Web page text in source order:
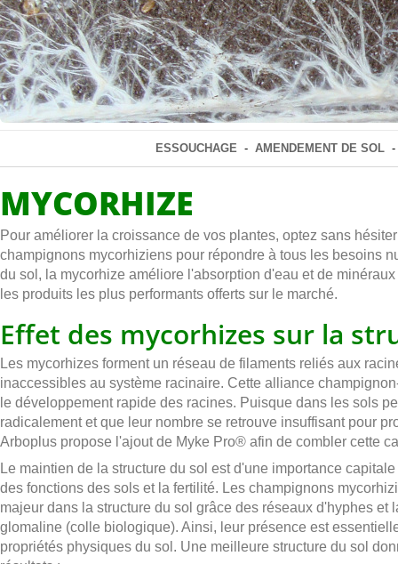
ESSOUCHAGE - AMENDEMENT DE SOL -
MYCORHIZE
Pour améliorer la croissance de vos plantes, optez sans
champignons mycorhiziens pour répondre à tous les besoins
du sol, la mycorhize améliore l'absorption d'eau et de
les produits les plus performants offerts sur le marché.
Effet des mycorhizes sur la
Les mycorhizes forment un réseau de filaments reliés aux
inaccessibles au système racinaire. Cette alliance
le développement rapide des racines. Puisque dans les sols
radicalement et que leur nombre se retrouve insuffisant pour
Arboplus propose l'ajout de Myke Pro® afin de combler cette
Le maintien de la structure du sol est d'une importance
des fonctions des sols et la fertilité. Les champignons
majeur dans la structure du sol grâce des réseaux d'hyphes et
glomaline (colle biologique). Ainsi, leur présence est
propriétés physiques du sol. Une meilleure structure du sol